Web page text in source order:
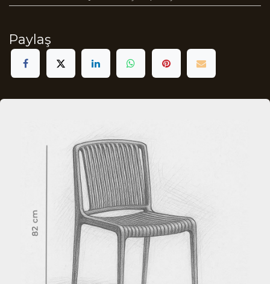
Paylaş